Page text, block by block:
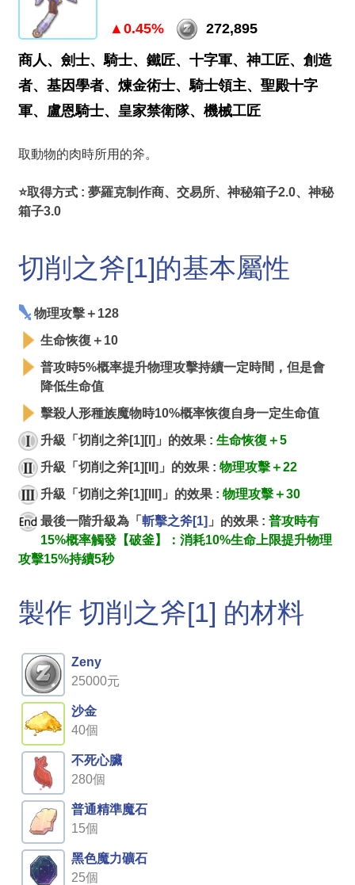
▲0.45%
272,895
商人、劍士、騎士、鐵匠、十字軍、神工匠、創造
者、基因學者、煉金術士、騎士領主、聖殿十字
軍、盧恩騎士、皇家禁衛隊、機械工匠
取動物的肉時所用的斧。
⭐取得方式 : 夢羅克制作商、交易所、神秘箱子2.0、神秘
箱子3.0
切削之斧[1]的基本屬性
物理攻擊＋128
生命恢復＋10
普攻時5%概率提升物理攻擊持續一定時間，但是會
降低生命值
擊殺人形種族魔物時10%概率恢復自身一定生命值
升級「切削之斧[1][I]」的效果 : 生命恢復＋5
升級「切削之斧[1][II]」的效果 : 物理攻擊＋22
升級「切削之斧[1][III]」的效果 : 物理攻擊＋30
最後一階升級為「 斬擊之斧[1] 」的效果 : 普攻時有
15%概率觸發【破釜】：消耗10%生命上限提升物理
攻擊15%持續5秒
製作 切削之斧[1] 的材料
Zeny
25000元
沙金
40個
不死心臟
280個
普通精準魔石
15個
黑色魔力礦石
25個